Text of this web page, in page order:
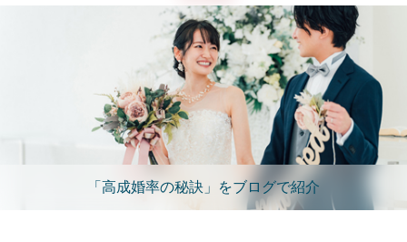
「高成婚率の秘訣」をブログで紹介